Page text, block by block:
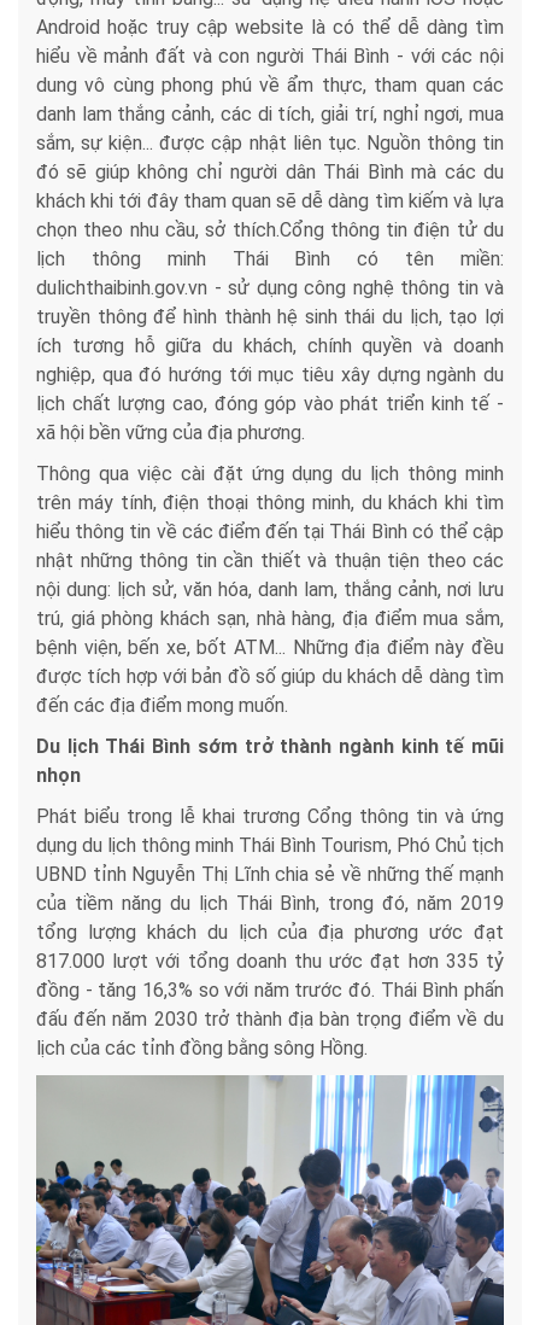
Android hoặc truy cập website là có thể dễ dàng tìm
hiểu về mảnh đất và con người Thái Bình - với các nội
dung vô cùng phong phú về ẩm thực, tham quan các
danh lam thắng cảnh, các di tích, giải trí, nghỉ ngơi, mua
sắm, sự kiện... được cập nhật liên tục. Nguồn thông tin
đó sẽ giúp không chỉ người dân Thái Bình mà các du
khách khi tới đây tham quan sẽ dễ dàng tìm kiếm và lựa
chọn theo nhu cầu, sở thích.Cổng thông tin điện tử du
lịch thông minh Thái Bình có tên miền:
dulichthaibinh.gov.vn - sử dụng công nghệ thông tin và
truyền thông để hình thành hệ sinh thái du lịch, tạo lợi
ích tương hỗ giữa du khách, chính quyền và doanh
nghiệp, qua đó hướng tới mục tiêu xây dựng ngành du
lịch chất lượng cao, đóng góp vào phát triển kinh tế -
xã hội bền vững của địa phương.
Thông qua việc cài đặt ứng dụng du lịch thông minh
trên máy tính, điện thoại thông minh, du khách khi tìm
hiểu thông tin về các điểm đến tại Thái Bình có thể cập
nhật những thông tin cần thiết và thuận tiện theo các
nội dung: lịch sử, văn hóa, danh lam, thắng cảnh, nơi lưu
trú, giá phòng khách sạn, nhà hàng, địa điểm mua sắm,
bệnh viện, bến xe, bốt ATM... Những địa điểm này đều
được tích hợp với bản đồ số giúp du khách dễ dàng tìm
đến các địa điểm mong muốn.
Du lịch Thái Bình sớm trở thành ngành kinh tế mũi
nhọn
Phát biểu trong lễ khai trương Cổng thông tin và ứng
dụng du lịch thông minh Thái Bình Tourism, Phó Chủ tịch
UBND tỉnh Nguyễn Thị Lĩnh chia sẻ về những thế mạnh
của tiềm năng du lịch Thái Bình, trong đó, năm 2019
tổng lượng khách du lịch của địa phương ước đạt
817.000 lượt với tổng doanh thu ước đạt hơn 335 tỷ
đồng - tăng 16,3% so với năm trước đó. Thái Bình phấn
đấu đến năm 2030 trở thành địa bàn trọng điểm về du
lịch của các tỉnh đồng bằng sông Hồng.